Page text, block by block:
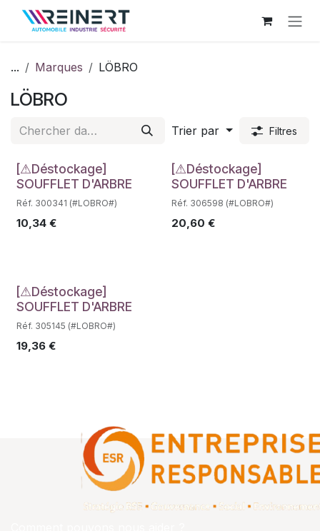
Se rendre au contenu
... Marques LÖBRO
LÖBRO
Trier par Filtres
Déstockage
[⚠Déstockage]
SOUFFLET D'ARBRE
Réf. 300341 (#LOBRO#)
10,34 €
Déstockage
[⚠Déstockage]
SOUFFLET D'ARBRE
Réf. 306598 (#LOBRO#)
20,60 €
Déstockage
[⚠Déstockage]
SOUFFLET D'ARBRE
Réf. 305145 (#LOBRO#)
19,36 €